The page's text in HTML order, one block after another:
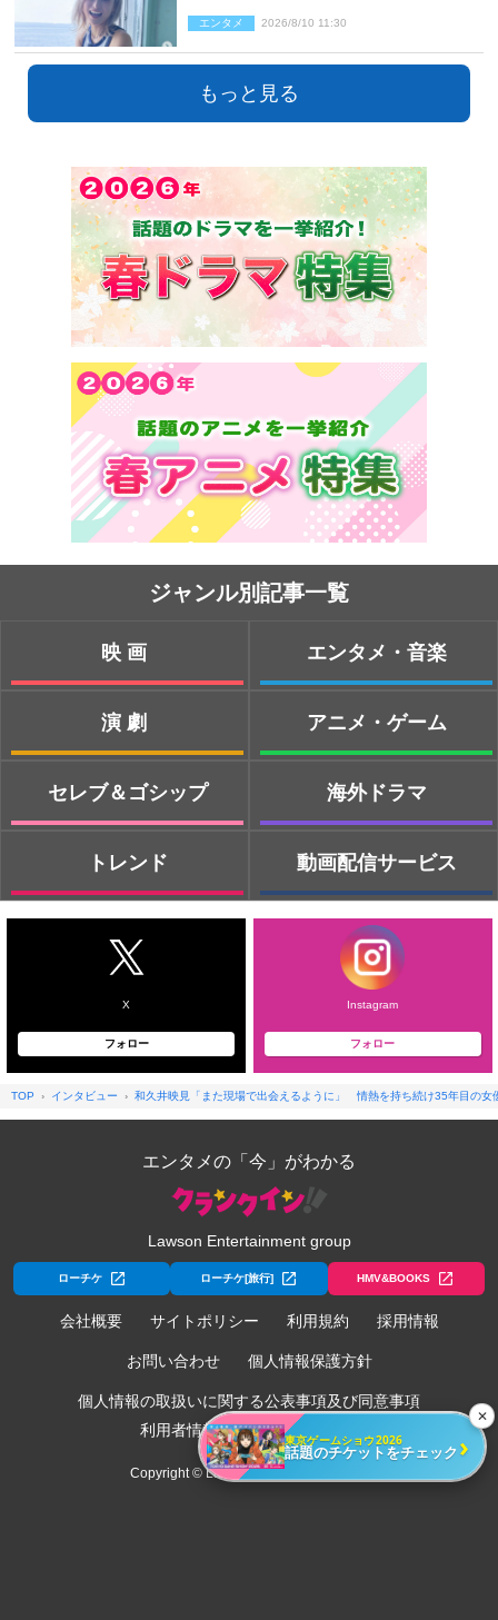
エンタメ 2026/8/10 11:30
もっと見る
ジャンル別記事一覧
映画
演劇
セレブ＆ゴシップ
トレンド
エンタメ・音楽
アニメ・ゲーム
海外ドラマ
動画配信サービス
X
フォロー
Instagram
フォロー
TOP インタビュー 和久井映見「また現場で出会えるように」 情熱を持ち続け35年目の女
エンタメの「今」がわかる
Lawson Entertainment group
ローチケ ローチケ[旅行] HMV&BOOKS
会社概要 サイトポリシー 利用規約 採用情報
お問い合わせ 個人情報保護方針
個人情報の取扱いに関する公表事項及び同意事項
利用者情報の外部送信について
Copyright © Lawson Entertainment, Inc.
✕
東京ゲームショウ2026
話題のチケットをチェック ›